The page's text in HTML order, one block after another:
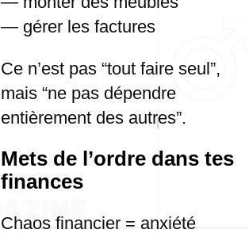
— gérer les factures
Ce n’est pas “tout faire seul”,
mais “ne pas dépendre
entièrement des autres”.
Mets de l’ordre dans tes
finances
Chaos financier = anxiété